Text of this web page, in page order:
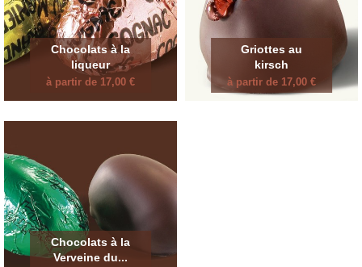
Chocolats à la
liqueur
à partir de 17,00 €
Griottes au
kirsch
à partir de 17,00 €
Chocolats à la
Verveine du...